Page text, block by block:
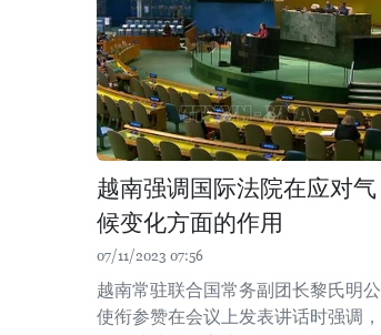
越南强调国际法院在应对气
候变化方面的作用
07/11/2023 07:56
越南常驻联合国常务副团长黎氏明公
使衔参赞在会议上发表讲话时强调，